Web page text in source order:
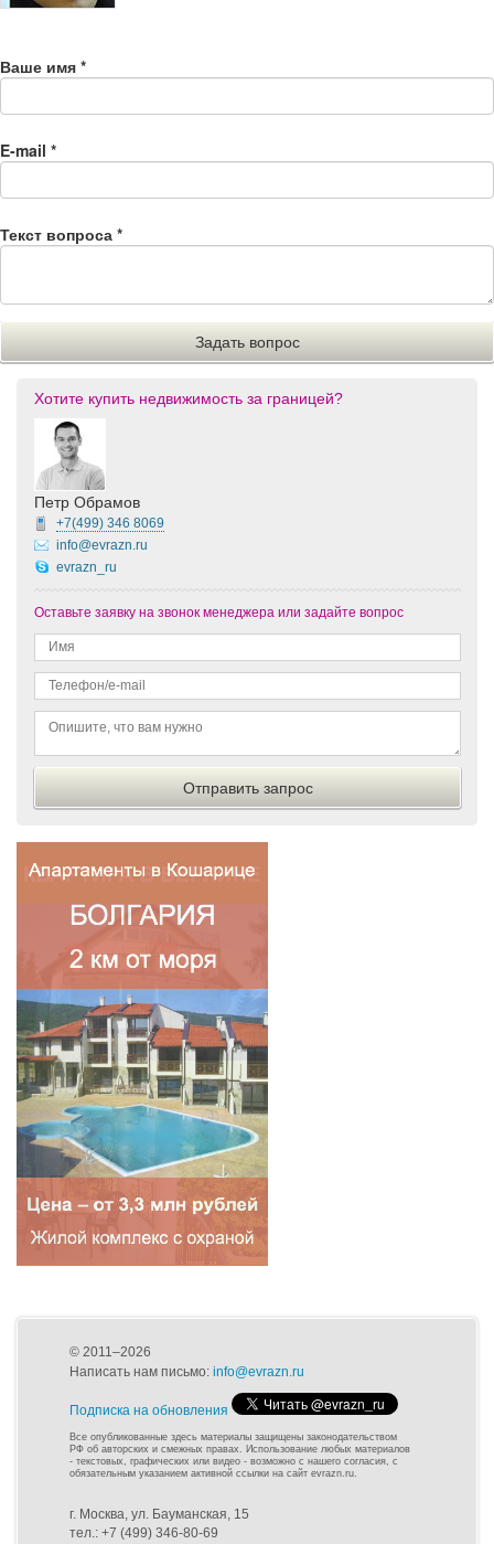
Ваше имя *
E-mail *
Текст вопроса *
Хотите купить недвижимость за границей?
Петр Обрамов
+7(499) 346 8069
info@evrazn.ru
evrazn_ru
Оставьте заявку на звонок менеджера или задайте вопрос
© 2011–2026
Написать нам письмо: info@evrazn.ru
Подписка на обновления
Все опубликованные здесь материалы защищены законодательством
РФ об авторских и смежных правах. Использование любых материалов
- текстовых, графических или видео - возможно с нашего согласия, с
обязательным указанием активной ссылки на сайт evrazn.ru.
г. Москва, ул. Бауманская, 15
тел.: +7 (499) 346-80-69